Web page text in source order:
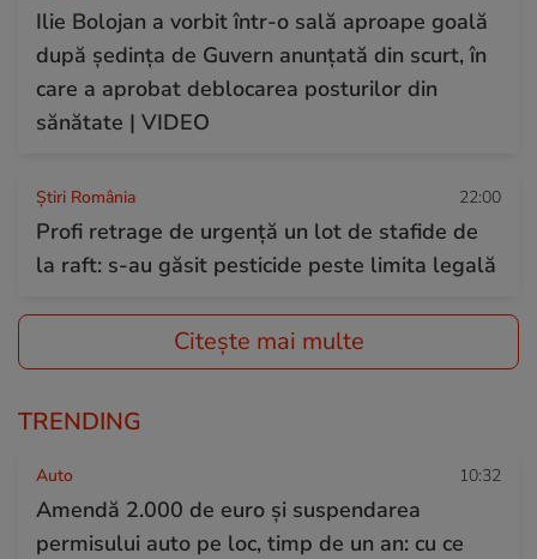
Ilie Bolojan a vorbit într-o sală aproape goală
după ședința de Guvern anunțată din scurt, în
care a aprobat deblocarea posturilor din
sănătate | VIDEO
Știri România 22:00
Profi retrage de urgență un lot de stafide de
la raft: s-au găsit pesticide peste limita legală
Citește mai multe
TRENDING
Auto 10:32
Amendă 2.000 de euro și suspendarea
permisului auto pe loc, timp de un an: cu ce